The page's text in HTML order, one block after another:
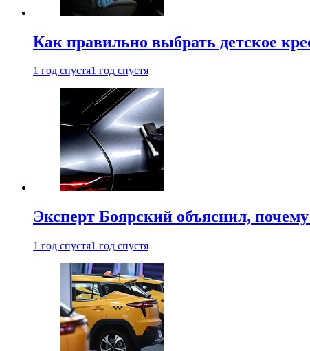
Как правильно выбрать детское
1 год спустя1 год спустя
Эксперт Боярский объяснил,
1 год спустя1 год спустя